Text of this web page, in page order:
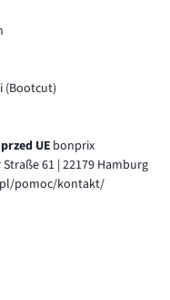
(Bootcut)
UE bonprix
61 | 22179 Hamburg
pomoc/kontakt/